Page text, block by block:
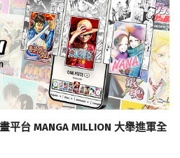
平台 MANGA MILLION 大舉進軍全